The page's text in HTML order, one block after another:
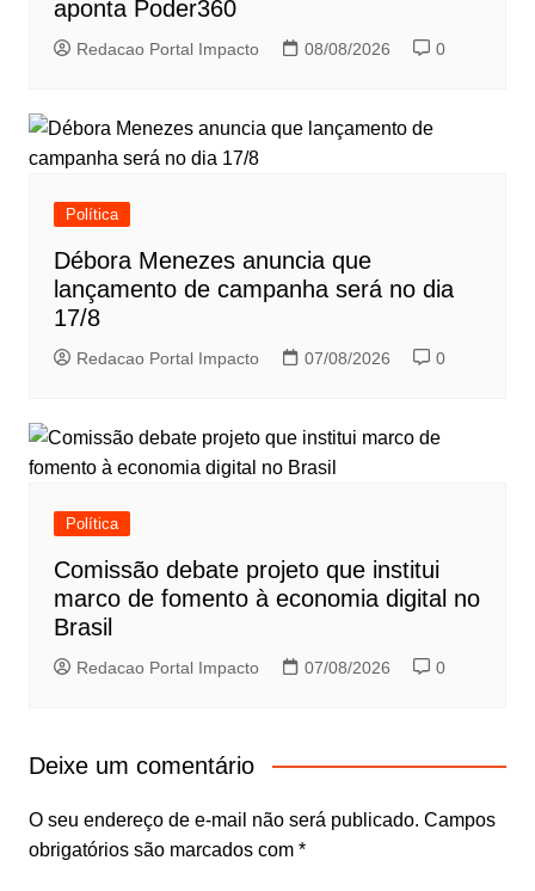
aponta Poder360
Redacao Portal Impacto 08/08/2026 0
Política
Débora Menezes anuncia que
lançamento de campanha será no dia
17/8
Redacao Portal Impacto 07/08/2026 0
Política
Comissão debate projeto que institui
marco de fomento à economia digital no
Brasil
Redacao Portal Impacto 07/08/2026 0
Deixe um comentário
O seu endereço de e-mail não será publicado. Campos
obrigatórios são marcados com *